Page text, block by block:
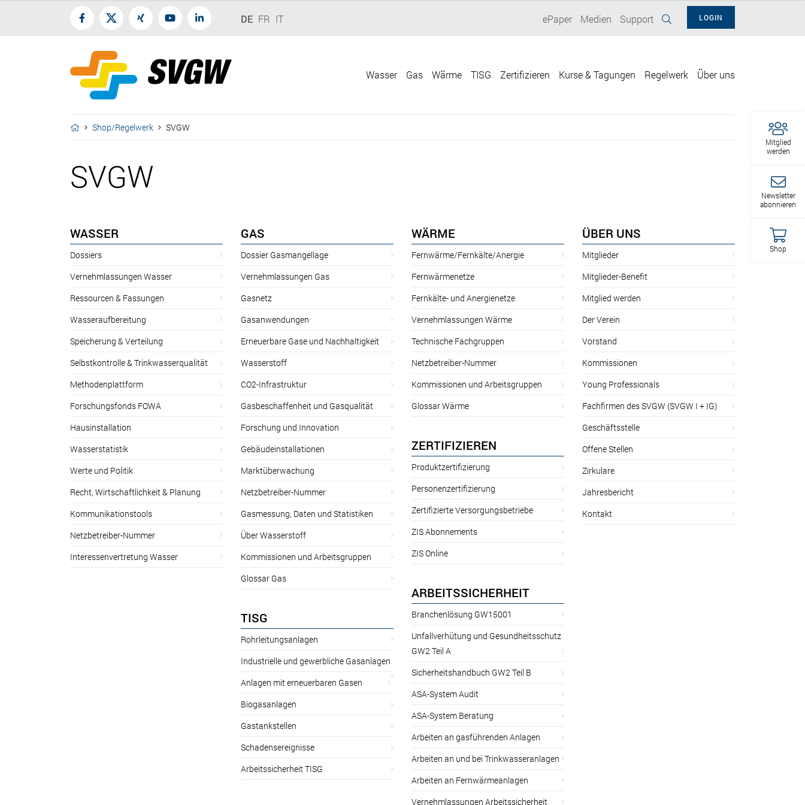
Mitglied
werden
Newsletter
abonnieren
Shop
DE FR IT LOGIN
ePaper Medien Support
Wasser Gas Wärme TISG Zertifizieren Kurse & Tagungen Regelwerk Über uns
Shop/Regelwerk SVGW
SVGW
WASSER
Dossiers
Vernehmlassungen Wasser
Ressourcen & Fassungen
Wasseraufbereitung
Speicherung & Verteilung
Selbstkontrolle & Trinkwasserqualität
Methodenplattform
Forschungsfonds FOWA
Hausinstallation
Wasserstatistik
Werte und Politik
Recht, Wirtschaftlichkeit & Planung
Kommunikationstools
Netzbetreiber-Nummer
Interessenvertretung Wasser
GAS
Dossier Gasmangellage
Vernehmlassungen Gas
Gasnetz
Gasanwendungen
Erneuerbare Gase und Nachhaltigkeit
Wasserstoff
CO2-Infrastruktur
Gasbeschaffenheit und Gasqualität
Forschung und Innovation
Gebäudeinstallationen
Marktüberwachung
Netzbetreiber-Nummer
Gasmessung, Daten und Statistiken
Über Wasserstoff
Kommissionen und Arbeitsgruppen
Glossar Gas
TISG
Rohrleitungsanlagen
Industrielle und gewerbliche Gasanlagen
Anlagen mit erneuerbaren Gasen
Biogasanlagen
Gastankstellen
Schadensereignisse
Arbeitssicherheit TISG
WÄRME
Fernwärme/Fernkälte/Anergie
Fernwärmenetze
Fernkälte- und Anergienetze
Vernehmlassungen Wärme
Technische Fachgruppen
Netzbetreiber-Nummer
Kommissionen und Arbeitsgruppen
Glossar Wärme
ZERTIFIZIEREN
Produktzertifizierung
Personenzertifizierung
Zertifizierte Versorgungsbetriebe
ZIS Abonnements
ZIS Online
ARBEITSSICHERHEIT
Branchenlösung GW15001
Unfallverhütung und Gesundheitsschutz
GW2 Teil A
Sicherheitshandbuch GW2 Teil B
ASA-System Audit
ASA-System Beratung
Arbeiten an gasführenden Anlagen
Arbeiten an und bei Trinkwasseranlagen
Arbeiten an Fernwärmeanlagen
Vernehmlassungen Arbeitssicherheit
ÜBER UNS
Mitglieder
Mitglieder-Benefit
Mitglied werden
Der Verein
Vorstand
Kommissionen
Young Professionals
Fachfirmen des SVGW (SVGW I + IG)
Geschäftsstelle
Offene Stellen
Zirkulare
Jahresbericht
Kontakt